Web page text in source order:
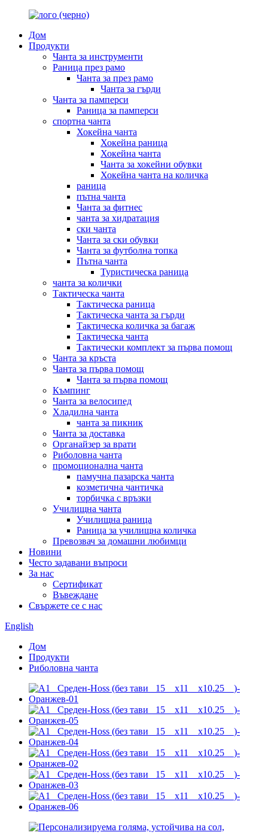
Дом
Продукти
Чанта за инструменти
Раница през рамо
Чанта за през рамо
Чанта за гърди
Чанта за памперси
Раница за памперси
спортна чанта
Хокейна чанта
Хокейна раница
Хокейна чанта
Чанта за хокейни обувки
Хокейна чанта на количка
раница
пътна чанта
Чанта за фитнес
чанта за хидратация
ски чанта
Чанта за ски обувки
Чанта за футболна топка
Пътна чанта
Туристическа раница
чанта за колички
Тактическа чанта
Тактическа раница
Тактическа чанта за гърди
Тактическа количка за багаж
Тактическа чанта
Тактически комплект за първа помощ
Чанта за кръста
Чанта за първа помощ
Чанта за първа помощ
Къмпинг
Чанта за велосипед
Хладилна чанта
чанта за пикник
Чанта за доставка
Органайзер за врати
Риболовна чанта
промоционална чанта
памучна пазарска чанта
козметична чантичка
торбичка с връзки
Училищна чанта
Училищна раница
Раница за училищна количка
Превозвач за домашни любимци
Новини
Често задавани въпроси
За нас
Сертификат
Въвеждане
Свържете се с нас
English
Дом
Продукти
Риболовна чанта